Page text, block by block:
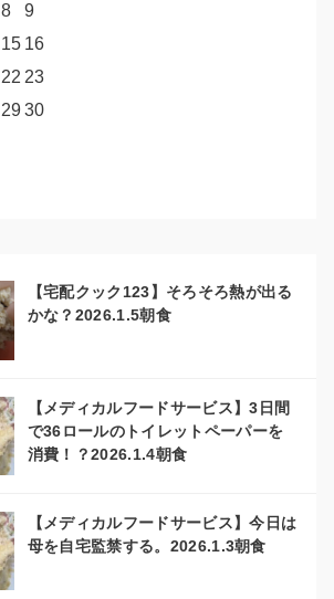
8
9
15 16
22 23
2930
【宅配クック123】そろそろ熱が出る
かな？2026.1.5朝食
【メディカルフードサービス】3日間
で36ロールのトイレットペーパーを
消費！？2026.1.4朝食
【メディカルフードサービス】今日は
母を自宅監禁する。2026.1.3朝食